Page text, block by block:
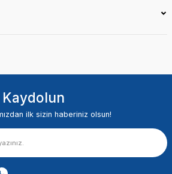
ilk sizin haberiniz olsun!